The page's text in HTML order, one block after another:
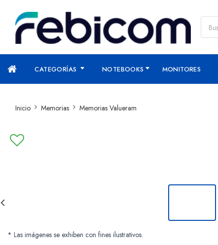
CATEGORÍAS NOTEBOOKS MONITORES
Inicio Memorias Memorias Valueram
* Las imágenes se exhiben con fines ilustrativos.